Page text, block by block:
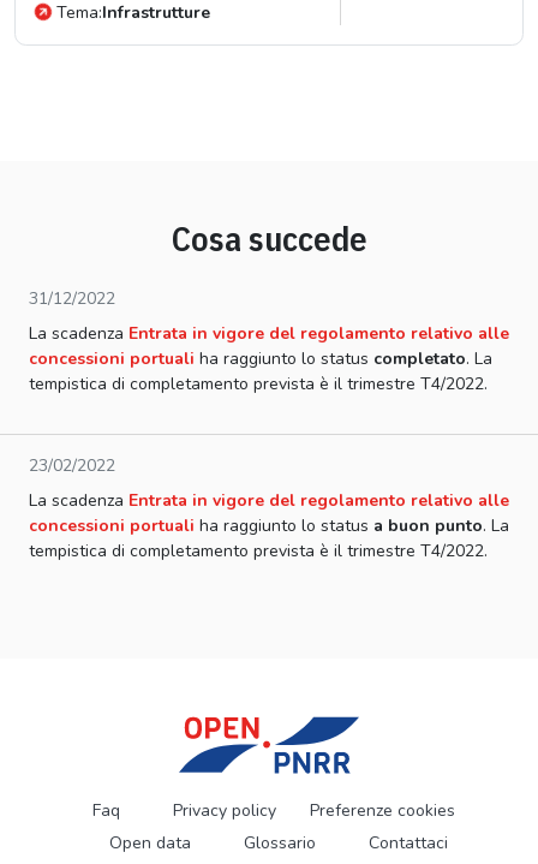
Tema:Infrastrutture
Cosa succede
31/12/2022
La scadenza Entrata in vigore del regolamento relativo alle
concessioni portuali ha raggiunto lo status completato. La
tempistica di completamento prevista è il trimestre T4/2022.
23/02/2022
La scadenza Entrata in vigore del regolamento relativo alle
concessioni portuali ha raggiunto lo status a buon punto. La
tempistica di completamento prevista è il trimestre T4/2022.
Faq Privacy policy
Preferenze cookies
Open data
Glossario Contattaci